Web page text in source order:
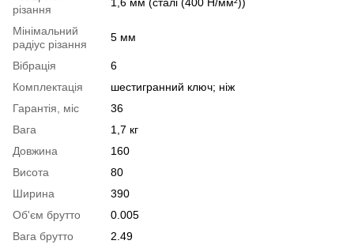
різання
Мінімальний
радіус різання
5 мм
Вібрація
6
Комплектація
шестигранний ключ; ніж
Гарантія, міс
36
Вага
1,7 кг
Довжина
160
Висота
80
Ширина
390
Об'єм брутто
0.005
Вага брутто
2.49